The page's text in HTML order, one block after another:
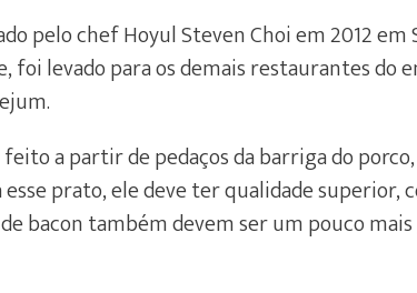
pelo chef Hoyul Steven Choi em 2012 em
foi levado para os demais restaurantes do
a partir de pedaços da barriga do porco,
prato, ele deve ter qualidade superior,
bacon também devem ser um pouco